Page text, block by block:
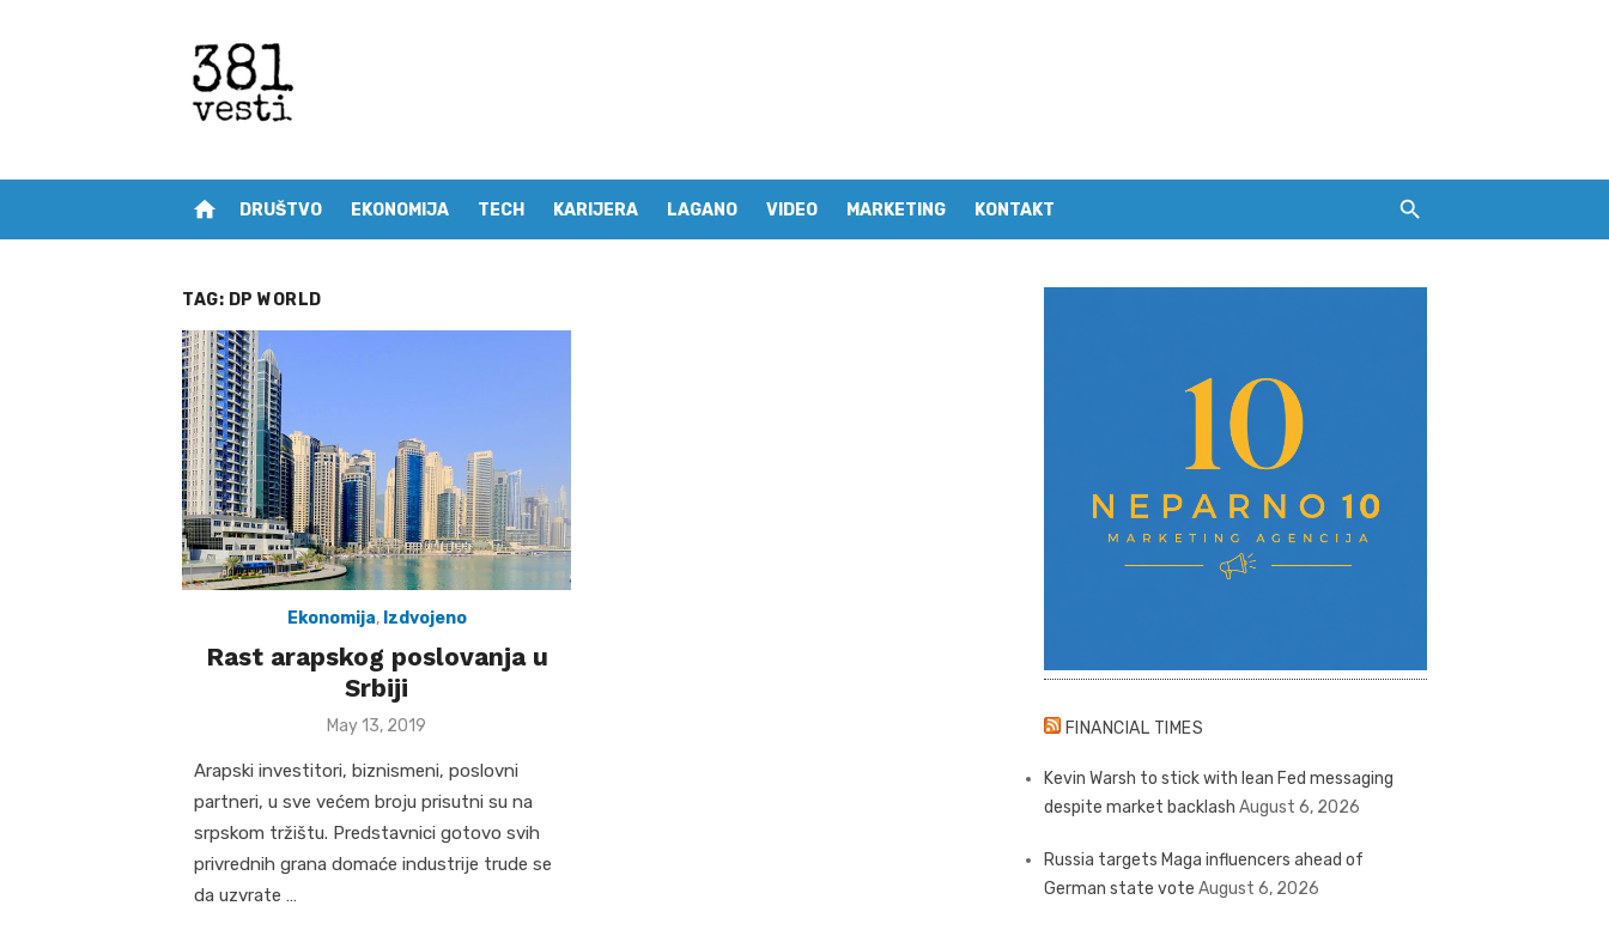
home DRUŠTVO EKONOMIJA TECH KARIJERA LAGANO VIDEO MARKETING KONTAKT
TAG: DP WORLD
Ekonomija, Izdvojeno
Rast arapskog poslovanja u
Srbiji
Posted
May 13, 2019
Arapski investitori, biznismeni, poslovni
partneri, u sve većem broju prisutni su na
srpskom tržištu. Predstavnici gotovo svih
privrednih grana domaće industrije trude se
da uzvrate …
FINANCIAL TIMES
Kevin Warsh to stick with lean Fed messaging
despite market backlash August 6, 2026
Russia targets Maga influencers ahead of
German state vote August 6, 2026